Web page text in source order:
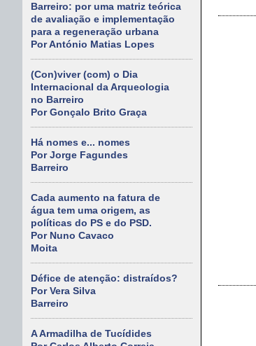
Barreiro: por uma matriz teórica
de avaliação e implementação
para a regeneração urbana
Por António Matias Lopes
(Con)viver (com) o Dia
Internacional da Arqueologia
no Barreiro
Por Gonçalo Brito Graça
Há nomes e... nomes
Por Jorge Fagundes
Barreiro
Cada aumento na fatura de
água tem uma origem, as
políticas do PS e do PSD.
Por Nuno Cavaco
Moita
Défice de atenção: distraídos?
Por Vera Silva
Barreiro
A Armadilha de Tucídides